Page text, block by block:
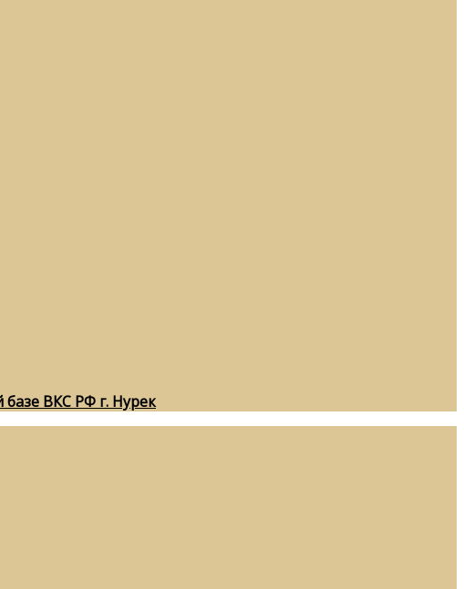
базе ВКС РФ г. Нурек